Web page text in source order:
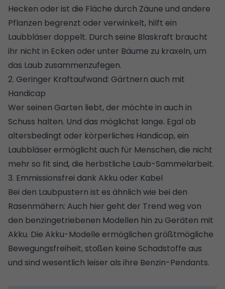
Hecken oder ist die Fläche durch Zäune und andere
Pflanzen begrenzt oder verwinkelt, hilft ein
Laubbläser doppelt. Durch seine Blaskraft braucht
ihr nicht in Ecken oder unter Bäume zu kraxeln, um
das Laub zusammenzufegen.
2. Geringer Kraftaufwand: Gärtnern auch mit
Handicap
Wer seinen Garten liebt, der möchte in auch in
Schuss halten. Und das möglichst lange. Egal ob
altersbedingt oder körperliches Handicap, ein
Laubbläser ermöglicht auch für Menschen, die nicht
mehr so fit sind, die herbstliche Laub-Sammelarbeit.
3. Emmissionsfrei dank Akku oder Kabel
Bei den Laubpustern ist es ähnlich wie bei den
Rasenmähern: Auch hier geht der Trend weg von
den benzingetriebenen Modellen hin zu Geräten mit
Akku. Die Akku-Modelle ermöglichen größtmögliche
Bewegungsfreiheit, stoßen keine Schadstoffe aus
und sind wesentlich leiser als ihre Benzin-Pendants.